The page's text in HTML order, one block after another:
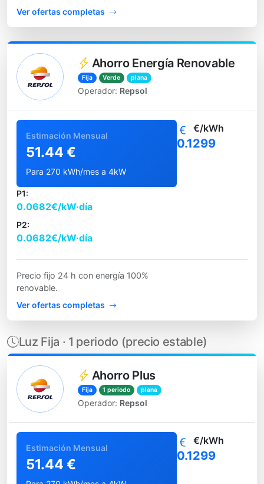
Ver ofertas completas
Ahorro Energía Renovable
Fija Verde plana
Operador: Repsol
Estimación Mensual
51.44 €
Para 270 kWh/mes a 4kW
€/kWh
0.1299
P1:
0.0682€/kW·día
P2:
0.0682€/kW·día
Precio fijo 24 h con energía 100%
renovable.
Ver ofertas completas
Luz Fija · 1 periodo (precio estable)
Ahorro Plus
Fija 1 periodo plana
Operador: Repsol
Estimación Mensual
51.44 €
€/kWh
0.1299